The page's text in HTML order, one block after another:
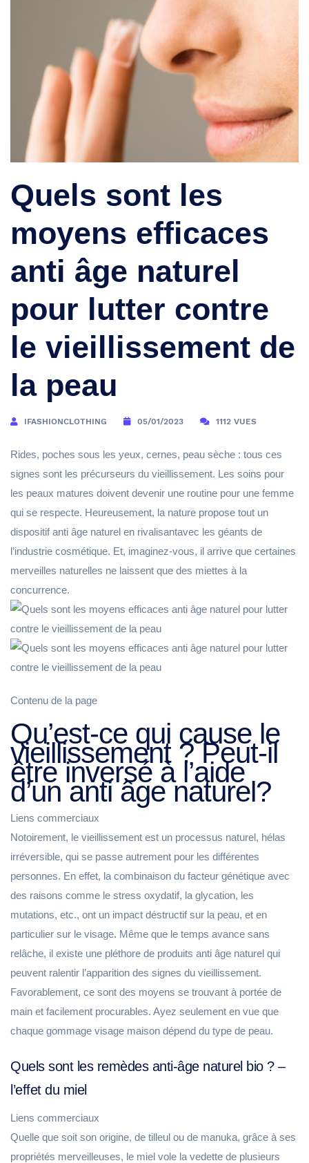
Quels sont les
moyens efficaces
anti âge naturel
pour lutter contre
le vieillissement de
la peau
IFASHIONCLOTHING 05/01/2023 1112 VUES
Rides, poches sous les yeux, cernes, peau sèche : tous ces
signes sont les précurseurs du vieillissement. Les soins pour
les peaux matures doivent devenir une routine pour une femme
qui se respecte. Heureusement, la nature propose tout un
dispositif anti âge naturel en rivalisantavec les géants de
l’industrie cosmétique. Et, imaginez-vous, il arrive que certaines
merveilles naturelles ne laissent que des miettes à la
concurrence.
Contenu de la page
Qu’est-ce qui cause le
vieillissement ? Peut-il
être inversé à l’aide
d’un anti âge naturel?
Liens commerciaux
Notoirement, le vieillissement est un processus naturel, hélas
irréversible, qui se passe autrement pour les différentes
personnes. En effet, la combinaison du facteur génétique avec
des raisons comme le stress oxydatif, la glycation, les
mutations, etc., ont un impact déstructif sur la peau, et en
particulier sur le visage. Même que le temps avance sans
relâche, il existe une pléthore de produits anti âge naturel qui
peuvent ralentir l’apparition des signes du vieillissement.
Favorablement, ce sont des moyens se trouvant à portée de
main et facilement procurables. Ayez seulement en vue que
chaque gommage visage maison dépend du type de peau.
Quels sont les remèdes anti-âge naturel bio ? –
l’effet du miel
Liens commerciaux
Quelle que soit son origine, de tilleul ou de manuka, grâce à ses
propriétés merveilleuses, le miel vole la vedette de plusieurs